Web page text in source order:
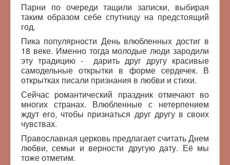
Парни по очереди тащили записки, выбирая
таким образом себе спутницу на предстоящий
год.
Пика популярности День влюбленных достиг в
18 веке. Именно тогда молодые люди зародили
эту традицию - дарить друг другу красивые
самодельные открытки в форме сердечек. В
открытках писали признания в любви и стихи.
Сейчас романтический праздник отмечают во
многих странах. Влюбленные с нетерпением
ждут его, чтобы признаться друг другу в своих
чувствах.
Православная церковь предлагает считать Днем
любви, семьи и верности другую дату. Её мы
тоже отметим.